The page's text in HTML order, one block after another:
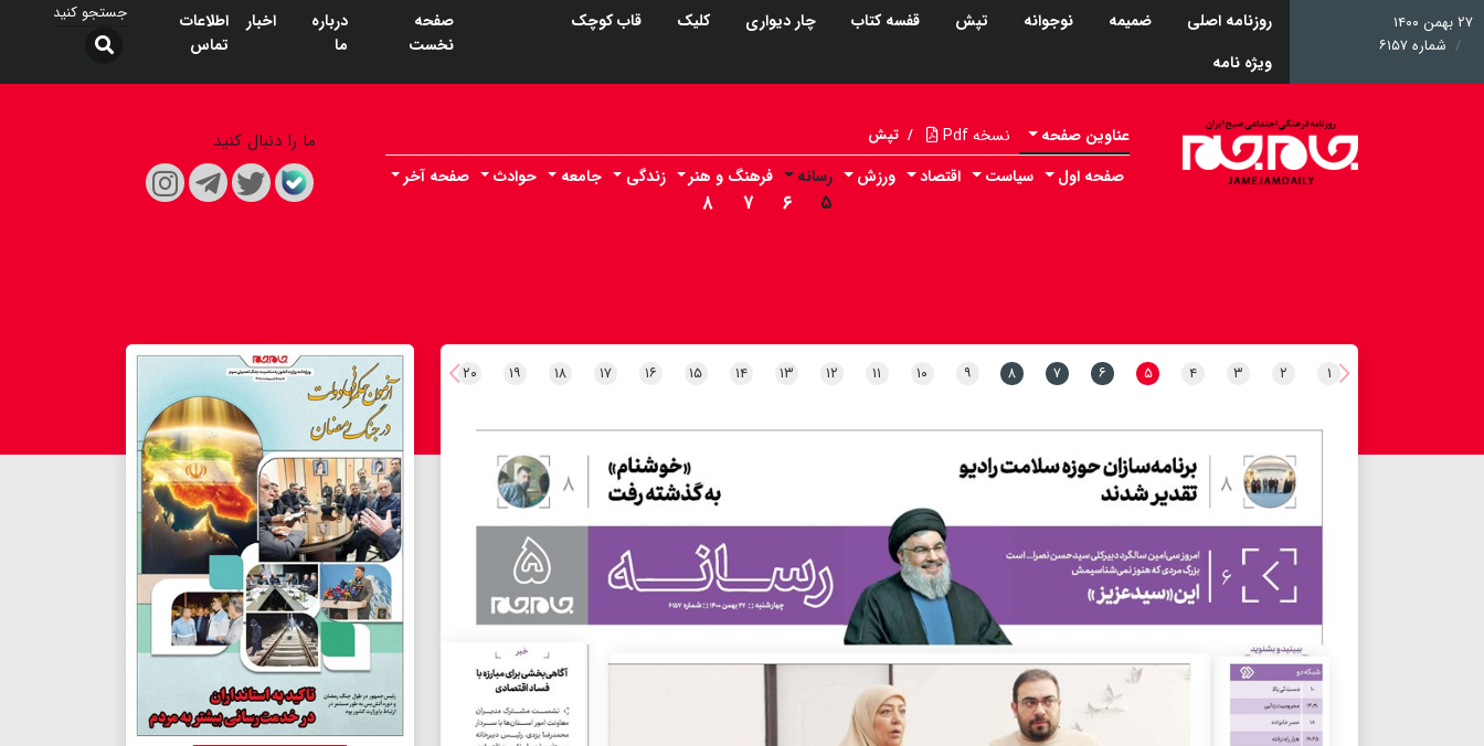
۲۷ بهمن ۱۴۰۰
شماره ۶۱۵۷
روزنامه اصلی ضمیمه نوجوانه تپش قفسه کتاب چار دیواری کلیک
قاب کوچک
ویژه نامه
صفحه
نخست
درباره
ما
اخبار
اطلاعات
تماس
عناوین صفحه نسخه Pdf / تپش
صفحه اول سیاست اقتصاد ورزش رسانه
۵ ۶ ۷ ۸
فرهنگ و هنر زندگی جامعه حوادث صفحه آخر
ما را دنبال کنید
۱ ۲ ۳ ۴ ۵ ۶ ۷ ۸ ۹ ۱۰ ۱۱ ۱۲ ۱۳ ۱۴ ۱۵ ۱۶ ۱۷ ۱۸ ۱۹ ۲۰